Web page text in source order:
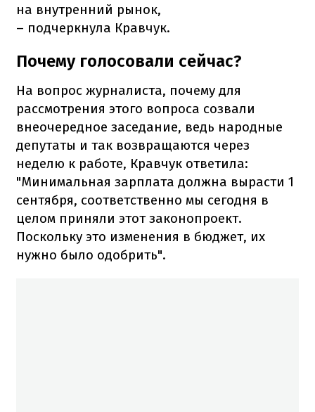
на внутренний рынок,
– подчеркнула Кравчук.
Почему голосовали сейчас?
На вопрос журналиста, почему для
рассмотрения этого вопроса созвали
внеочередное заседание, ведь народные
депутаты и так возвращаются через
неделю к работе, Кравчук ответила:
"Минимальная зарплата должна вырасти 1
сентября, соответственно мы сегодня в
целом приняли этот законопроект.
Поскольку это изменения в бюджет, их
нужно было одобрить".